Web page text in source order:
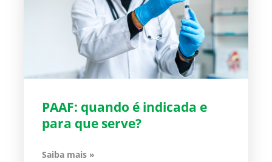
PAAF: quando é indicada e
para que serve?
Saiba mais »